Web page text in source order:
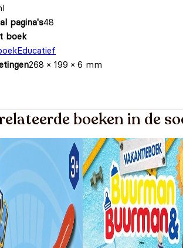
pagina's48
boek
Educatief
268 × 199 × 6 mm
boeken in de